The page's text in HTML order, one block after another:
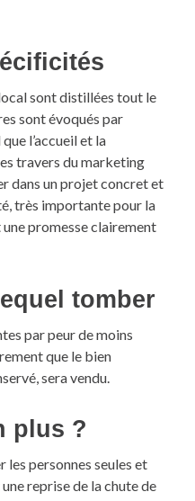
sont distillées tout le
sont évoqués par
l’accueil et la
travers du marketing
dans un projet concret et
très importante pour la
promesse clairement
tomber
par peur de moins
que le bien
sera vendu.
plus ?
les personnes seules et
reprise de la chute de